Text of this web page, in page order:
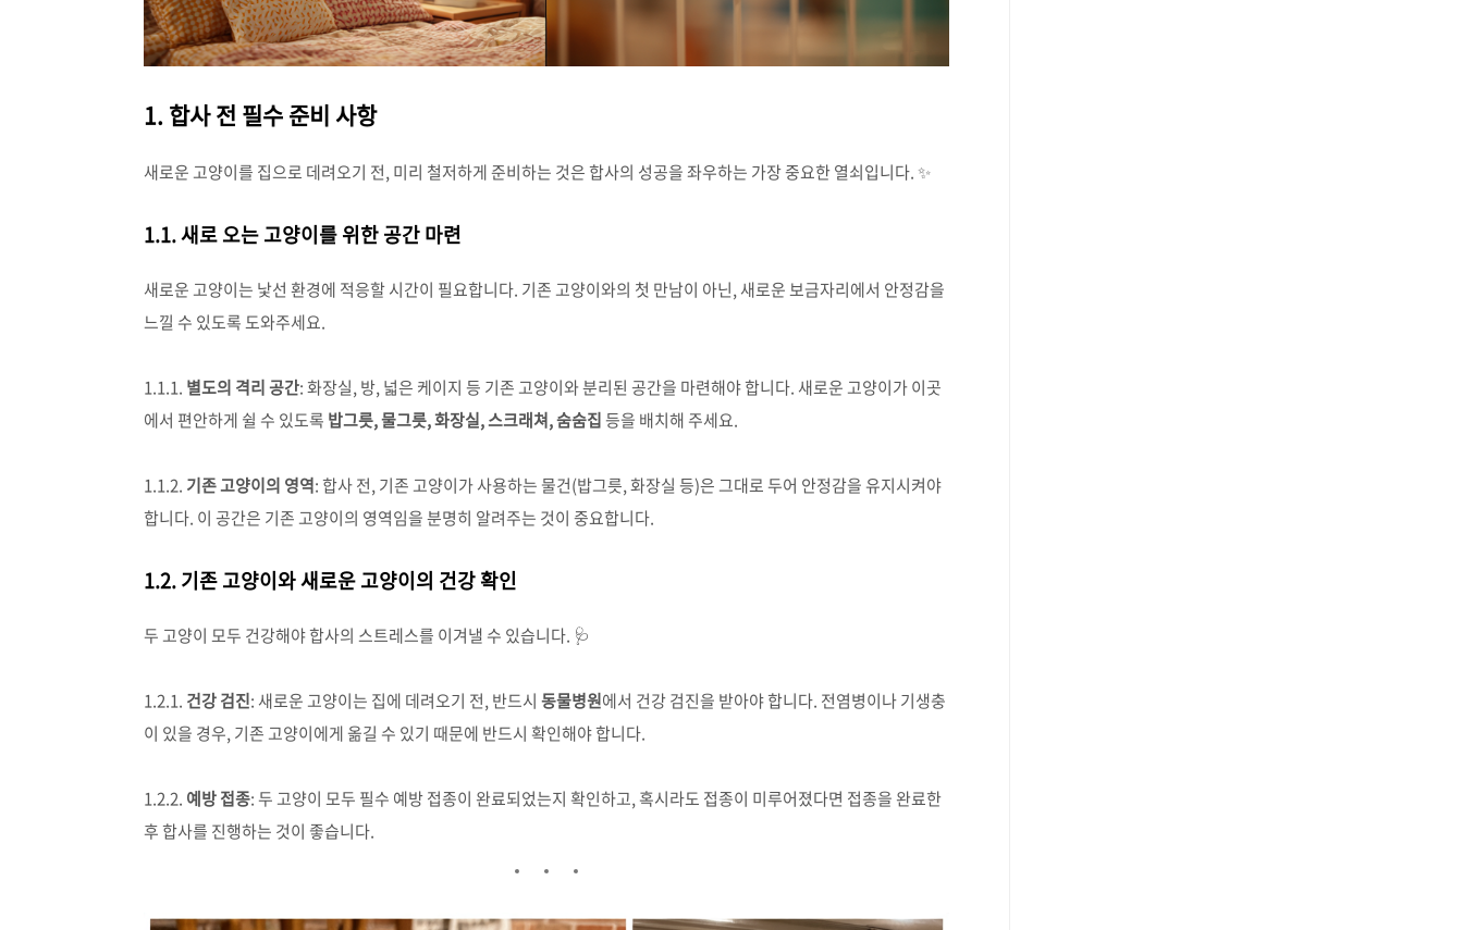
1. 합사 전 필수 준비 사항
새로운 고양이를 집으로 데려오기 전, 미리 철저하게 준비하는 것은 합사의 성공을 좌우하는 가장 중요한 열쇠입니다. ✨
1.1. 새로 오는 고양이를 위한 공간 마련
새로운 고양이는 낯선 환경에 적응할 시간이 필요합니다. 기존 고양이와의 첫 만남이 아닌, 새로운 보금자리에서 안정감을
느낄 수 있도록 도와주세요.
1.1.1. 별도의 격리 공간: 화장실, 방, 넓은 케이지 등 기존 고양이와 분리된 공간을 마련해야 합니다. 새로운 고양이가 이곳
에서 편안하게 쉴 수 있도록 밥그릇, 물그릇, 화장실, 스크래쳐, 숨숨집등을 배치해 주세요.
1.1.2. 기존 고양이의 영역: 합사 전, 기존 고양이가 사용하는 물건(밥그릇, 화장실 등)은 그대로 두어 안정감을 유지시켜야
합니다. 이 공간은 기존 고양이의 영역임을 분명히 알려주는 것이 중요합니다.
1.2. 기존 고양이와 새로운 고양이의 건강 확인
두 고양이 모두 건강해야 합사의 스트레스를 이겨낼 수 있습니다. 🩺
1.2.1. 건강 검진: 새로운 고양이는 집에 데려오기 전, 반드시 동물병원에서 건강 검진을 받아야 합니다. 전염병이나 기생충
이 있을 경우, 기존 고양이에게 옮길 수 있기 때문에 반드시 확인해야 합니다.
1.2.2. 예방 접종: 두 고양이 모두 필수 예방 접종이 완료되었는지 확인하고, 혹시라도 접종이 미루어졌다면 접종을 완료한
후 합사를 진행하는 것이 좋습니다.